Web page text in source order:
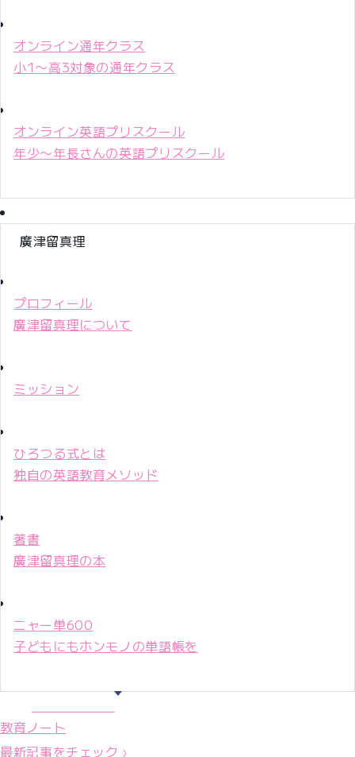
オンライン通年クラス
小1〜高3対象の通年クラス
オンライン英語プリスクール
年少〜年長さんの英語プリスクール
廣津留真理
プロフィール
廣津留真理について
ミッション
ひろつる式とは
独自の英語教育メソッド
著書
廣津留真理の本
ニャー単600
子どもにもホンモノの単語帳を
教育ノート
最新記事をチェック ›